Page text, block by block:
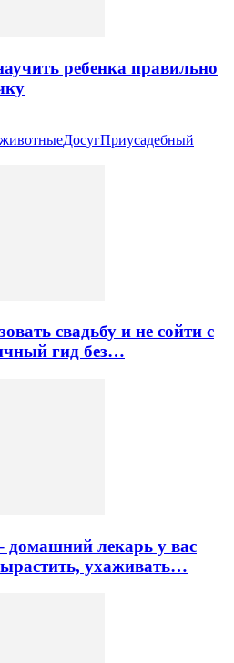
ребенка правильно
ДосугПриусадебный
свадьбу и не сойти с
гид без…
домашний лекарь у вас
ухаживать…